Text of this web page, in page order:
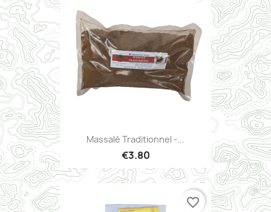
Massalé Traditionnel -...
€3.80
favorite_border